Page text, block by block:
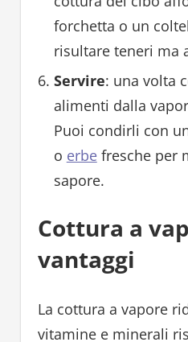
forchetta o un
risultare teneri ma
Servire: una volta
alimenti dalla
Puoi condirli con
o erbefresche per
sapore.
Cottura a
vantaggi
La cottura a vapore
vitamine e minerali